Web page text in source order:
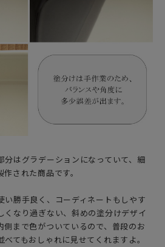
分はグラデーションになっていて、細
された商品です。
い勝手良く、コーディネートもしやす
くなり過ぎない、斜めの塗分けデザイ
側まで色がついているので、普段のお
てもおしゃれに見せてくれますよ。